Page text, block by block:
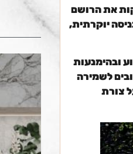
את הרושם
יוקרתית,
ובהימנעות
לשמירה
צורת